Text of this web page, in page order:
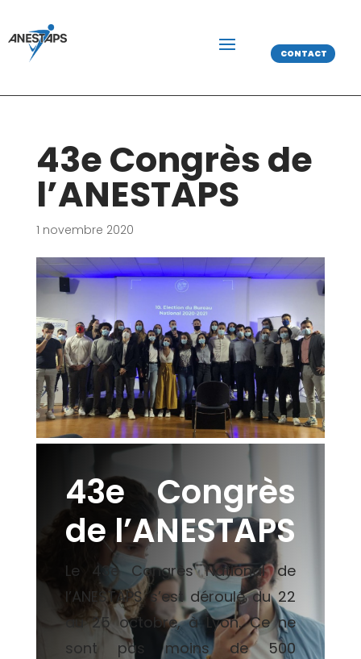
CONTACT
43e Congrès de
l’ANESTAPS
1 novembre 2020
43e Congrès
de l’ANESTAPS
Le 43e Congrès National de
l’ANESTAPS s’est déroulé du 22
au 25 octobre, à Lyon. Ce ne
sont pas moins de 500